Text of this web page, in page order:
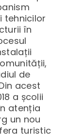
tehnicilor
în
de
acest
a școlii
atenția
un nou
turistic